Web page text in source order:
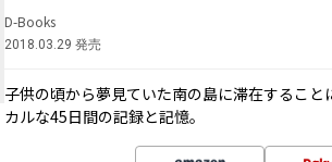
D-Books
2018.03.29 発売
子供の頃から夢見ていた南の島に滞在するこ
カルな45日間の記録と記憶。